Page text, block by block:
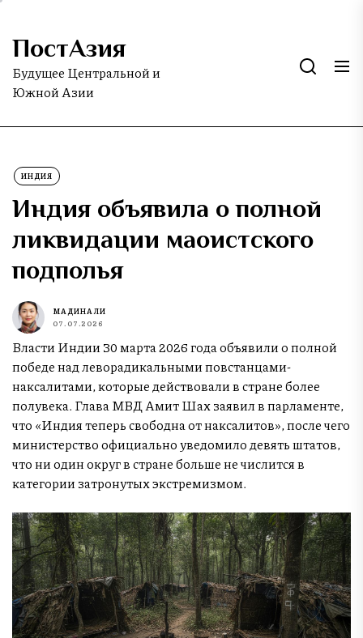
Skip
the
content
ПостАзия
Будущее Центральной и
Южной Азии
ИНДИЯ
Индия объявила о полной
ликвидации маоистского
подполья
МАДИНА ЛИ
07.07.2026
Власти Индии 30 марта 2026 года объявили о полной
победе над леворадикальными повстанцами-
наксалитами, которые действовали в стране более
полувека. Глава МВД Амит Шах заявил в парламенте,
что «Индия теперь свободна от наксалитов», после чего
министерство официально уведомило девять штатов,
что ни один округ в стране больше не числится в
категории затронутых экстремизмом.